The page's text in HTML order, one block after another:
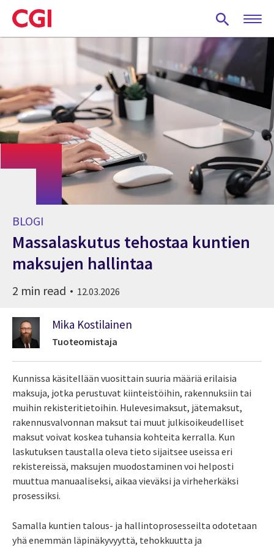
Skip
to
main
BLOGI
Massalaskutus tehostaa kuntien
maksujen hallintaa
2 min read 12.03.2026
Mika Kostilainen
Tuoteomistaja
Kunnissa käsitellään vuosittain suuria määriä erilaisia
maksuja, jotka perustuvat kiinteistöihin, rakennuksiin tai
muihin rekisteritietoihin. Hulevesimaksut, jätemaksut,
rakennusvalvonnan maksut tai muut julkisoikeudelliset
maksut voivat koskea tuhansia kohteita kerralla. Kun
laskutuksen taustalla oleva tieto sijaitsee useissa eri
rekistereissä, maksujen muodostaminen voi helposti
muuttua manuaaliseksi, aikaa vieväksi ja virheherkäksi
prosessiksi.
Samalla kuntien talous- ja hallintoprosesseilta odotetaan
yhä enemmän läpinäkyvyyttä, tehokkuutta ja